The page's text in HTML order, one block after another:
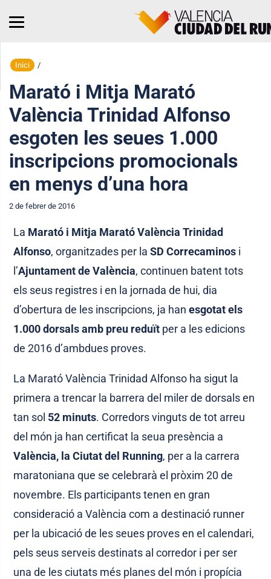
Inici /
Marató i Mitja Marató
València Trinidad Alfonso
esgoten les seues 1.000
inscripcions promocionals
en menys d’una hora
2 de febrer de 2016
La Marató i Mitja Marató València Trinidad
Alfonso, organitzades per laSD Correcaminos i
l’Ajuntament de València, continuen batent tots
els seus registres i en la jornada de hui, dia
d’obertura de les inscripcions, ja hanesgotat els
1.000 dorsals amb preu reduït per a les edicions
de 2016 d’ambdues proves.
La Marató València Trinidad Alfonso ha sigut la
primera a trencar la barrera del miler de dorsals en
tan sol 52 minuts. Corredors vinguts de tot arreu
del món ja han certificat la seua presència a
València, la Ciutat del Running, per a la carrera
maratoniana que se celebrarà el pròxim 20 de
novembre. Els participants tenen en gran
consideració a València com a destinació runner
per la ubicació de les seues proves en el calendari,
pels seus serveis destinats al corredor i per ser
una de les ciutats més planes del món i propícia